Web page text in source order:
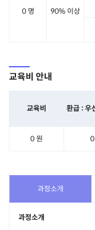
0 명 90% 이상
교육비 안내
교육비 환급 : 우
0 원
과정소개
과정소개